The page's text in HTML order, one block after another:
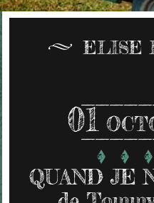
ELISE
01
QUAND JE